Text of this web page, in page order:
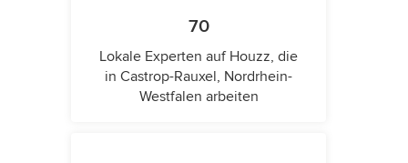
70
Lokale Experten auf Houzz, die
in Castrop-Rauxel, Nordrhein-
Westfalen arbeiten